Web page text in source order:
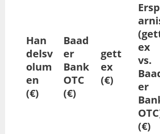
Han
delsv
olum
en
(€)
Baad
er
Bank
OTC
(€)
gett
ex
(€)
Ersp
ex
vs.
er
(€)